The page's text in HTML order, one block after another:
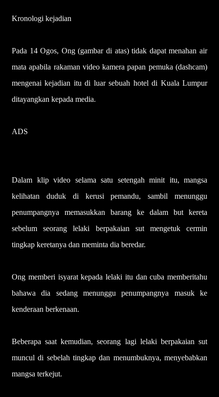
Kronologi kejadian
Pada 14 Ogos, Ong (gambar di atas) tidak dapat menahan air
mata apabila rakaman video kamera papan pemuka (dashcam)
mengenai kejadian itu di luar sebuah hotel di Kuala Lumpur
ditayangkan kepada media.
ADS
Dalam klip video selama satu setengah minit itu, mangsa
kelihatan duduk di kerusi pemandu, sambil menunggu
penumpangnya memasukkan barang ke dalam but kereta
sebelum seorang lelaki berpakaian sut mengetuk cermin
tingkap keretanya dan meminta dia beredar.
Ong memberi isyarat kepada lelaki itu dan cuba memberitahu
bahawa dia sedang menunggu penumpangnya masuk ke
kenderaan berkenaan.
Beberapa saat kemudian, seorang lagi lelaki berpakaian sut
muncul di sebelah tingkap dan menumbuknya, menyebabkan
mangsa terkejut.